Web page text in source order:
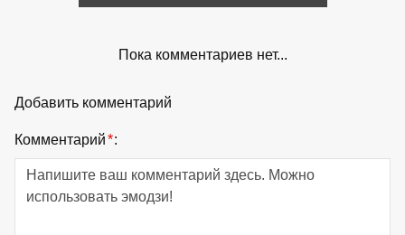
Пока комментариев нет...
Добавить комментарий
Комментарий*: